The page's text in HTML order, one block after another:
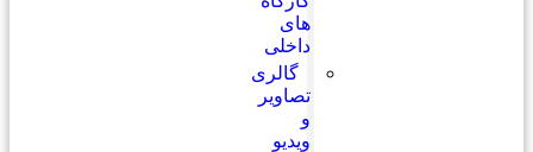
های
داخلی
گالری
تصاویر
و
ویدیو